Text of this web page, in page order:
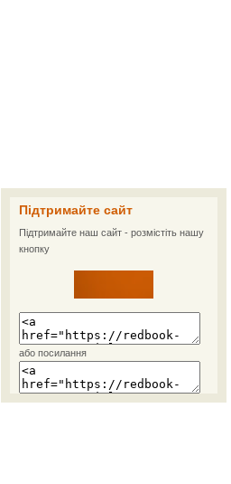
Підтримайте сайт
Підтримайте наш сайт - розмістіть нашу
кнопку
або посилання